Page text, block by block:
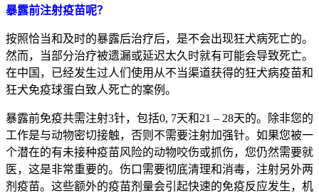
暴露前注射疫苗呢？
按照恰当和及时的暴露后治疗后，是不会出现狂犬病死亡的。
然而，当部分治疗被遗漏或延迟太久时就有可能会导致死亡。
在中国，已经发生过人们使用从不当渠道获得的狂犬病疫苗和
狂犬免疫球蛋白致人死亡的案例。
暴露前免疫共需注射3针，包括0, 7天和21 – 28天的。除非您的
工作是与动物密切接触，否则不需要注射加强针。如果您被一
个潜在的有未接种疫苗风险的动物咬伤或抓伤，您仍然需要就
医，这是非常重要的。伤口需要彻底清理和消毒，注射另外两
剂疫苗。这些额外的疫苗剂量会引起快速的免疫反应发生，机